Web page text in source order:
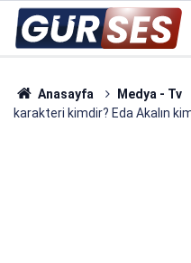
Anasayfa Medya - Tv
karakteri kimdir? Eda Akalın